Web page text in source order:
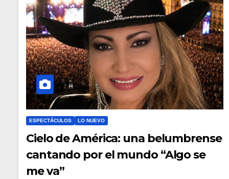
ESPECTÁCULOS LO NUEVO
Cielo de América: una belumbrense
cantando por el mundo “Algo se
me va”